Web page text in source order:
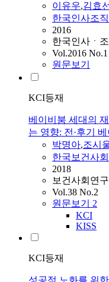
이유우,김효
한국인사조
2016
한국인사ㆍ
Vol.2016 No.1
원문보기
KCI등재
베이비붐 세대의
는 영향: 전·후기
박명아,조시
한국보건사
2018
보건사회연구
Vol.38 No.2
원문보기 2
KCI
KISS
KCI등재